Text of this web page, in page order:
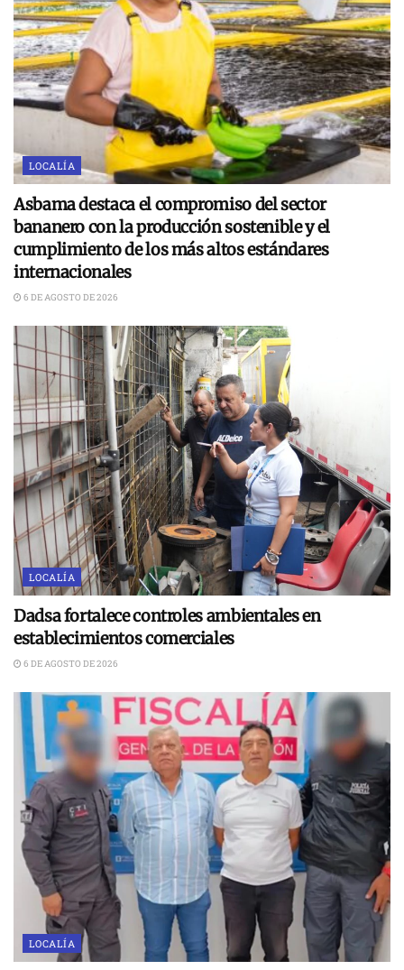
LOCALÍA
Asbama destaca el compromiso del sector
bananero con la producción sostenible y el
cumplimiento de los más altos estándares
internacionales
6 DE AGOSTO DE 2026
LOCALÍA
Dadsa fortalece controles ambientales en
establecimientos comerciales
6 DE AGOSTO DE 2026
LOCALÍA